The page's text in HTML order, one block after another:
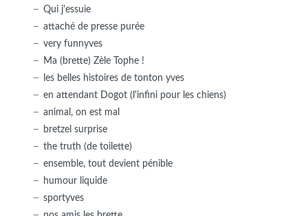
Qui j'essuie
attaché de presse purée
very funnyves
Ma (brette) Zèle Tophe !
les belles histoires de tonton yves
en attendant Dogot (l'infini pour les chiens)
animal, on est mal
bretzel surprise
the truth (de toilette)
ensemble, tout devient pénible
humour liquide
sportyves